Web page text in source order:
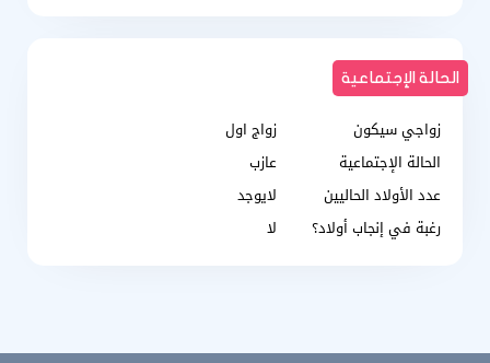
الحالة الإجتماعية
زواجي سيكون
زواج اول
الحالة الإجتماعية
عازب
عدد الأولاد الحاليين
لايوجد
رغبة في إنجاب أولاد؟
لا